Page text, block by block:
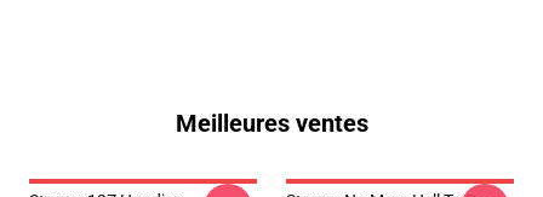
Meilleures ventes